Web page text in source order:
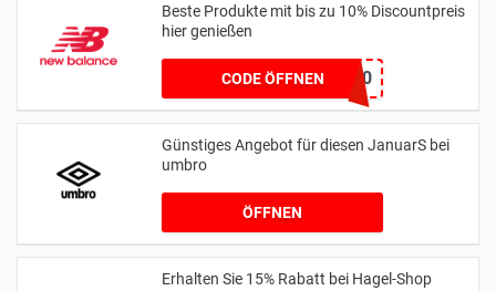
Beste Produkte mit bis zu 10% Discountpreis
hier genießen
CODE ÖFFNENHONEYNB10
Günstiges Angebot für diesen JanuarS bei
umbro
ÖFFNEN
Erhalten Sie 15% Rabatt bei Hagel-Shop